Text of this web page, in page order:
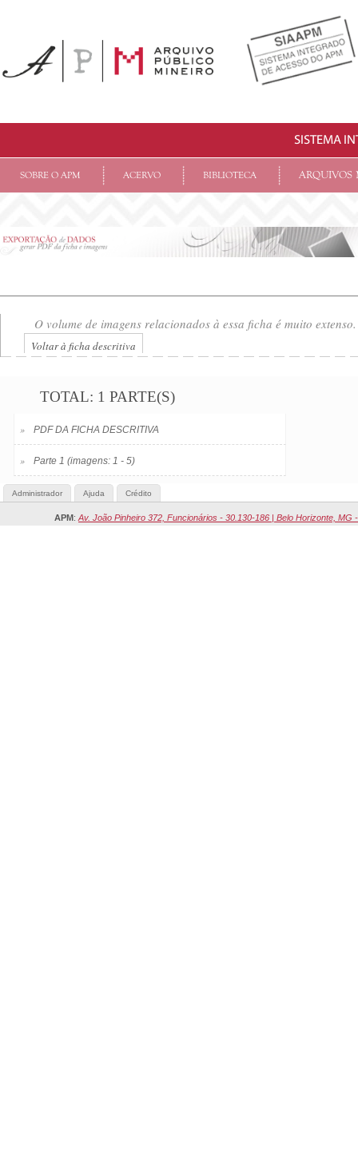
SISTEMA
SOBRE O APM ACERVO BIBLIOTECA ARQUIVOS
O volume de imagens relacionados à essa ficha é muito
Voltar à ficha descritiva
TOTAL: 1 PARTE(S)
» PDF DA FICHA DESCRITIVA
» Parte 1 (imagens: 1 - 5)
Administrador Ajuda Crédito
APM: Av. João Pinheiro 372, Funcionários - 30.130-186 | Belo Horizonte, MG